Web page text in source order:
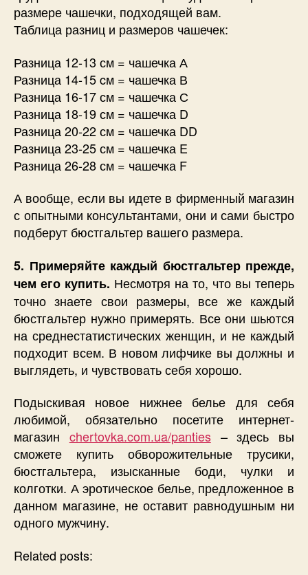
размере чашечки, подходящей вам.
Таблица разниц и размеров чашечек:
Разница 12-13 см = чашечка А
Разница 14-15 cм = чашечка В
Разница 16-17 см = чашечка С
Разница 18-19 см = чашечка D
Разница 20-22 см = чашечка DD
Разница 23-25 см = чашечка E
Разница 26-28 см = чашечка F
А вообще, если вы идете в фирменный магазин
с опытными консультантами, они и сами быстро
подберут бюстгальтер вашего размера.
5. Примеряйте каждый бюстгальтер прежде,
чем его купить. Несмотря на то, что вы теперь
точно знаете свои размеры, все же каждый
бюстгальтер нужно примерять. Все они шьются
на среднестатистических женщин, и не каждый
подходит всем. В новом лифчике вы должны и
выглядеть, и чувствовать себя хорошо.
Подыскивая новое нижнее белье для себя
любимой, обязательно посетите интернет-
магазин chertovka.com.ua/panties– здесь вы
сможете купить обворожительные трусики,
бюстгальтера, изысканные боди, чулки и
колготки. А эротическое белье, предложенное в
данном магазине, не оставит равнодушным ни
одного мужчину.
Related posts: